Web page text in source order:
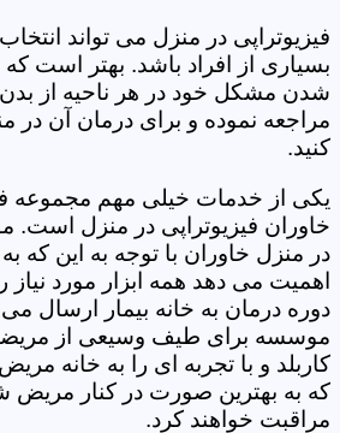
فیزیوتراپی در منزل می تواند
بسیاری از افراد باشد. بهتر است که
شدن مشکل خود در هر ناحیه از
مراجعه نموده و برای درمان آن در
کنید.
یکی از خدمات خیلی مهم مجموعه
خاوران فیزیوتراپی در منزل است.
در منزل خاوران با توجه به این که
اهمیت می دهد همه ابزار مورد
دوره درمان به خانه بیمار ارسال
موسسه برای طیف وسیعی از
کاربلد و با تجربه ای را به خانه
که به بهترین صورت در کنار مریض
مراقبت خواهند کرد.